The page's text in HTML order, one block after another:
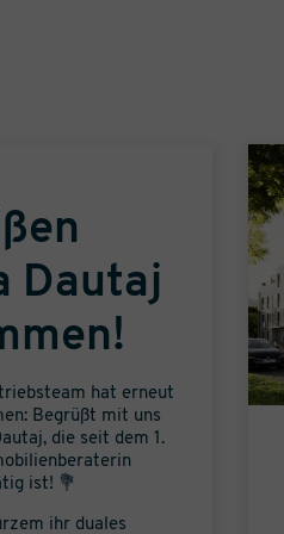
Dautaj
hat erneut
Begrüßt mit uns
die seit dem 1.
ist! 💐
ihr duales